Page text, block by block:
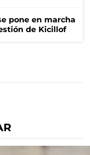
pone en marcha
de Kicillof